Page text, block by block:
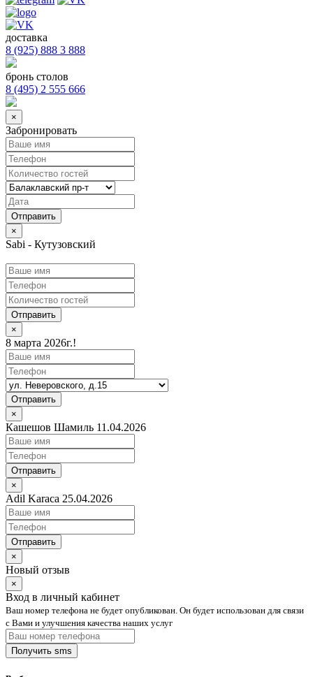
доставка
8 (925) 888 3 888
бронь столов
8 (495) 2 555 666
×
Забронировать
×
Sabi - Кутузовский
Отправить
×
8 марта 2026г.!
Отправить
×
Кашешов Шамиль 11.04.2026
Отправить
×
Adil Karaca 25.04.2026
Отправить
×
Новый отзыв
×
Вход в личный кабинет
Ваш номер телефона не будет опубликован. Он будет использован для связи
с Вами и улучшения качества наших услуг